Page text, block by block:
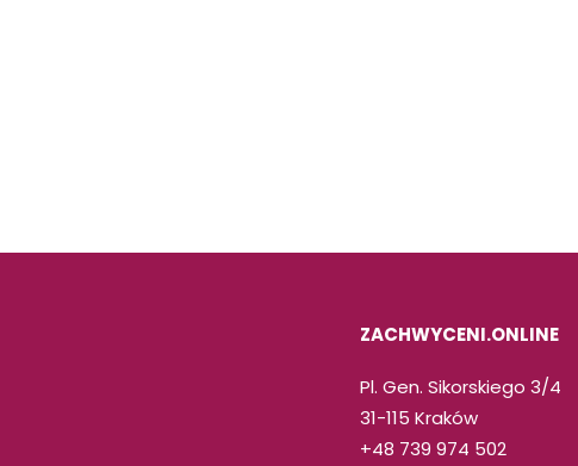
ZACHWYCENI.ONLINE
Pl. Gen. Sikorskiego 3/4
31-115 Kraków
+48 739 974 502